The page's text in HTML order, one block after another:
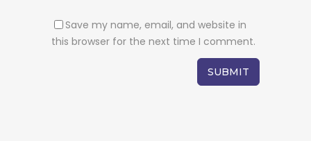
Save my name, email, and website in
this browser for the next time I comment.